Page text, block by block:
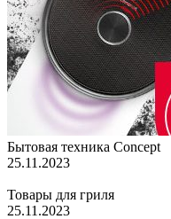
Бытовая техника Concept
25.11.2023
Товары для гриля
25.11.2023